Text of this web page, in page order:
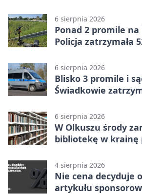
6 sierpnia 2026
Ponad 2 promile
Policja zatrzymała
6 sierpnia 2026
Blisko 3 promile i
Świadkowie
6 sierpnia 2026
W Olkuszu środy
bibliotekę w krainę
4 sierpnia 2026
Nie cena decyduje
artykułu